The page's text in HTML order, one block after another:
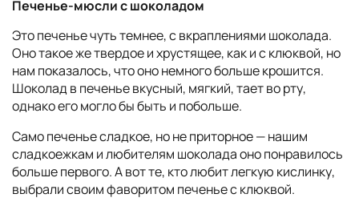
Печенье-мюсли с шоколадом
Это печенье чуть темнее, с вкраплениями шоколада.
Оно такое же твердое и хрустящее, как и с клюквой, но
нам показалось, что оно немного больше крошится.
Шоколад в печенье вкусный, мягкий, тает во рту,
однако его могло бы быть и побольше.
Само печенье сладкое, но не приторное — нашим
сладкоежкам и любителям шоколада оно понравилось
больше первого. А вот те, кто любит легкую кислинку,
выбрали своим фаворитом печенье с клюквой.